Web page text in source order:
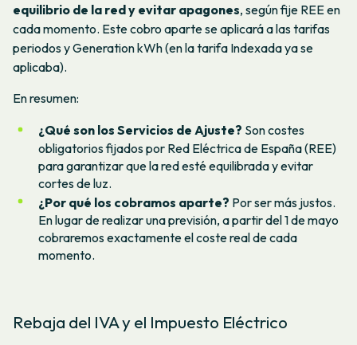
equilibrio de la red y evitar apagones, según fije REE en
cada momento. Este cobro aparte se aplicará a las tarifas
periodos y Generation kWh (en la tarifa Indexada ya se
aplicaba).
En resumen:
¿Qué son los Servicios de Ajuste? Son costes
obligatorios fijados por Red Eléctrica de España (REE)
para garantizar que la red esté equilibrada y evitar
cortes de luz.
¿Por qué los cobramos aparte? Por ser más justos.
En lugar de realizar una previsión, a partir del 1 de mayo
cobraremos exactamente el coste real de cada
momento.
Rebaja del IVA y el Impuesto Eléctrico